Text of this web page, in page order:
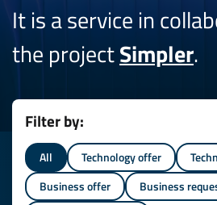
It is a service in
the projectSimpler.
Filter by:
All Technology offer
Business offer
Business